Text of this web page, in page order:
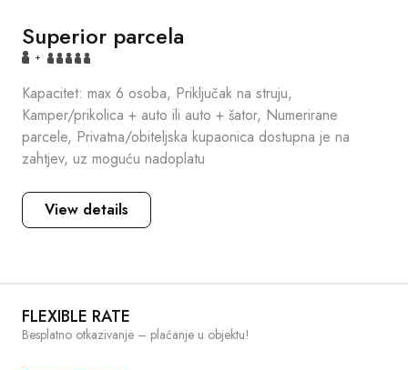
Superior parcela
+
Kapacitet: max 6 osoba, Priključak na struju,
Kamper/prikolica + auto ili auto + šator, Numerirane
parcele, Privatna/obiteljska kupaonica dostupna je na
zahtjev, uz moguću nadoplatu
View details
FLEXIBLE RATE
Besplatno otkazivanje – plaćanje u objektu!